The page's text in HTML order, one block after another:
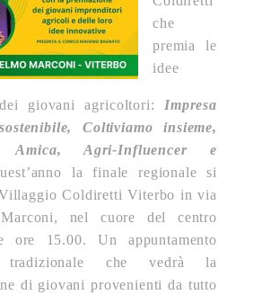
che
premia le
idee
giovani agricoltori: Impresa
Coltiviamo insieme,
Amica, Agri-Influencer e
la finale regionale si
Coldiretti Viterbo in via
nel cuore del centro
ore 15.00. Un appuntamento
che vedrà la
di giovani provenienti da tutto